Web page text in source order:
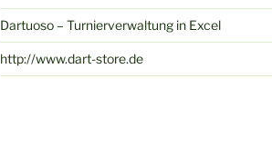
Dartuoso – Turnierverwaltung in Excel
http://www.dart-store.de